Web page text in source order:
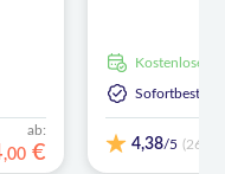
ab:
,00 €
kostenlose
4,38/5 (26)